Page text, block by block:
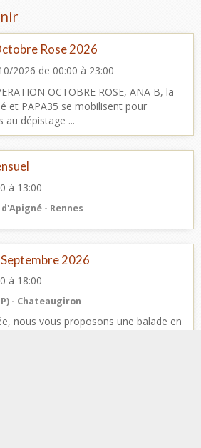
Rose 2026
2026 de 00:00 à 23:00
OCTOBRE ROSE, ANA B, la
et PAPA35 se mobilisent pour
au dépistage ...
à 13:00
- Rennes
2026
à 18:00
- Chateaugiron
nous vous proposons une balade en